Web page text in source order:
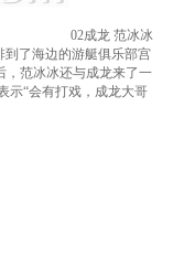
02成龙 范冰冰
了海边的游艇俱乐部宫
，范冰冰还与成龙来了一
示“会有打戏，成龙大哥